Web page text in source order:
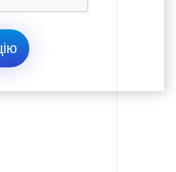
контенту